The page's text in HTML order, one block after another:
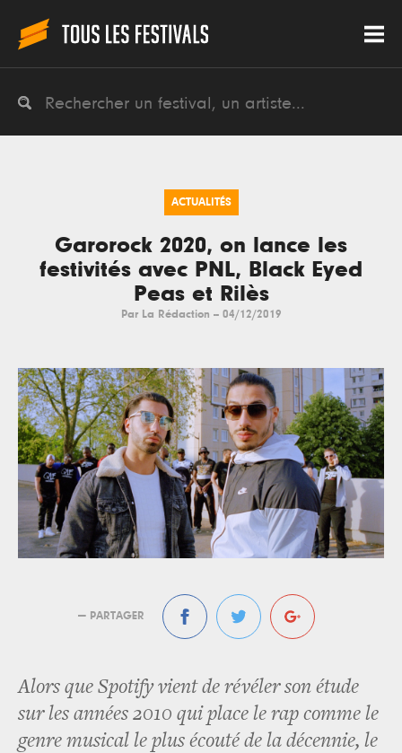
ACTUALITÉS
Garorock 2020, on lance les
festivités avec PNL, Black Eyed
Peas et Rilès
Par La Rédaction -- 04/12/2019
— PARTAGER
Alors que Spotify vient de révéler son étude
sur les années 2010 qui place le rap comme le
genre musical le plus écouté de la décennie, le